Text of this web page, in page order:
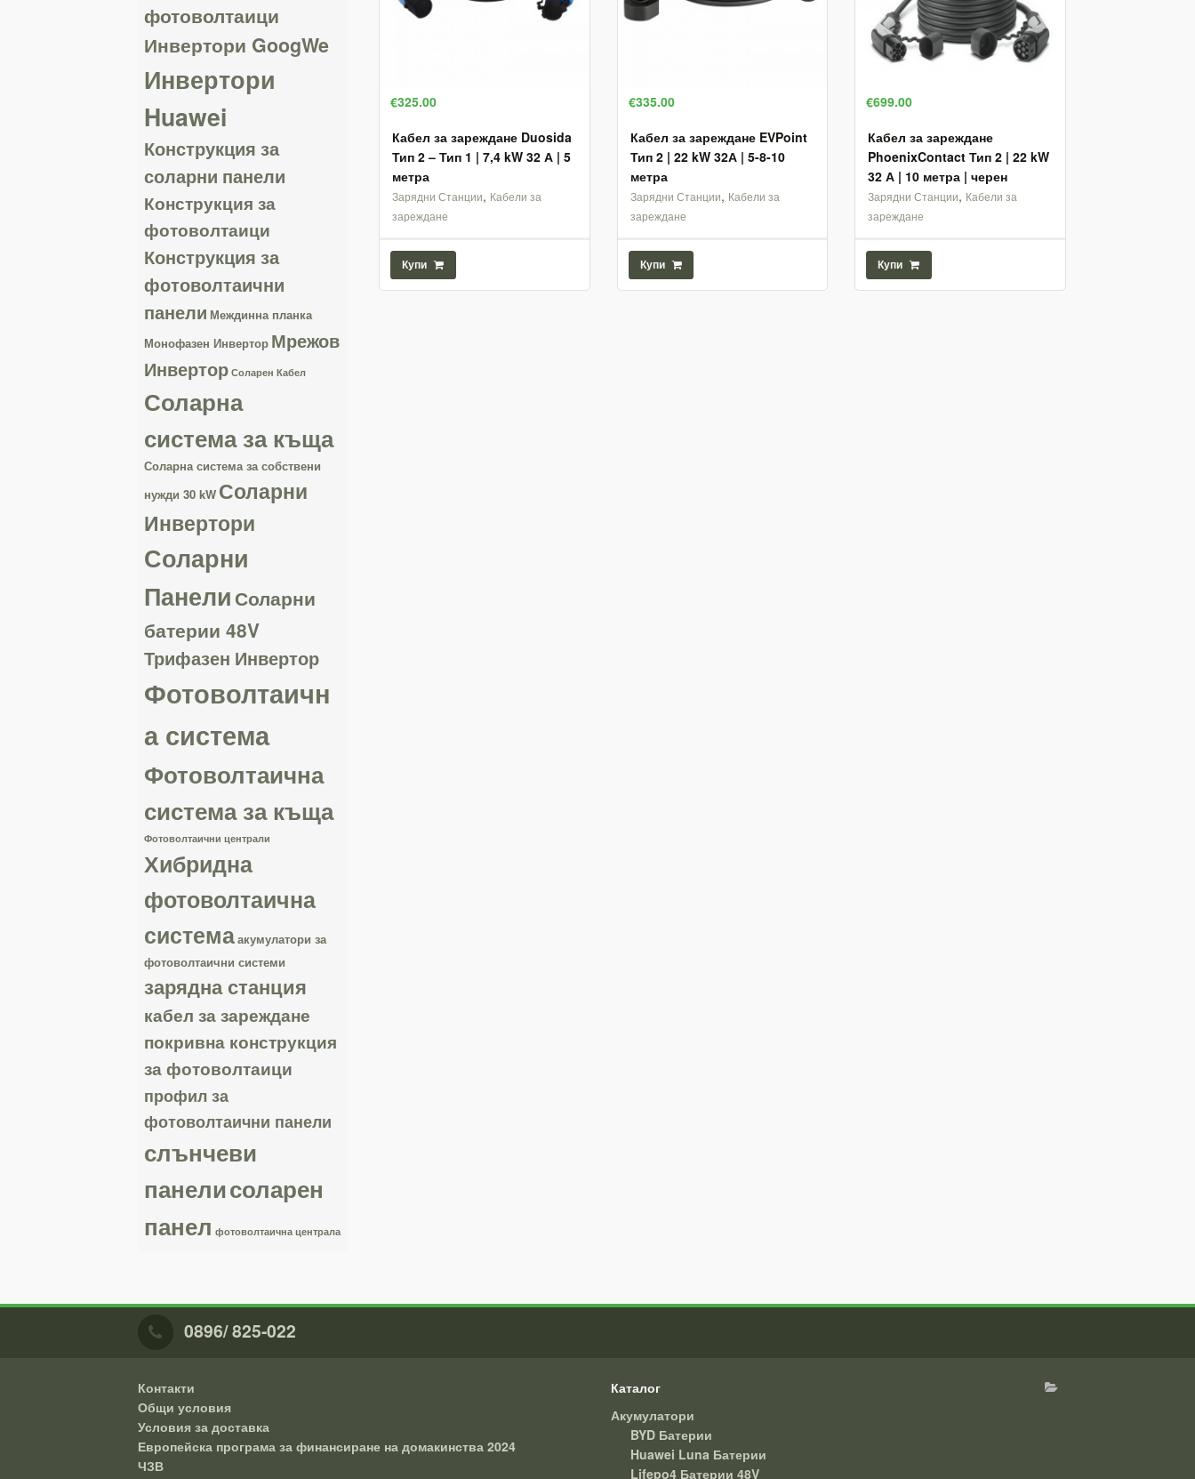
€325.00
Кабел за зареждане Duosida
Тип 2 – Тип 1 | 7,4 kW 32 А | 5
метра
Зарядни Станции, Кабели за
зареждане
Купи
€335.00
Кабел за зареждане EVPoint
Тип 2 | 22 kW 32А | 5-8-10
метра
Зарядни Станции, Кабели за
зареждане
Купи
€699.00
Кабел за зареждане
PhoenixContact Тип 2 | 22 kW
32 А | 10 метра | черен
Зарядни Станции, Кабели за
зареждане
Купи
фотоволтаици
Инвертори GoogWe
Инвертори
Huawei
Конструкция за
соларни панели
Конструкция за
фотоволтаици
Конструкция за
фотоволтаични
панели Междинна планка
Монофазен Инвертор Мрежов
Инвертор Соларен Кабел
Соларна
система за къща
Соларна система за собствени
нужди 30 kW Соларни
Инвертори
Соларни
Панели Соларни
батерии 48V
Трифазен Инвертор
Фотоволтаичн
а система
Фотоволтаична
система за къща
Фотоволтаични централи
Хибридна
фотоволтаична
системаакумулатори за
фотоволтаични системи
зарядна станция
кабел за зареждане
покривна конструкция
за фотоволтаици
профил за
фотоволтаични панели
слънчеви
панелисоларен
панел фотоволтаична централа
0896/ 825-022
Контакти
Общи условия
Условия за доставка
Европейска програма за финансиране на домакинства 2024
ЧЗВ
Каталог
Акумулатори
BYD Батерии
Huawei Luna Батерии
Lifepo4 Батерии 48V